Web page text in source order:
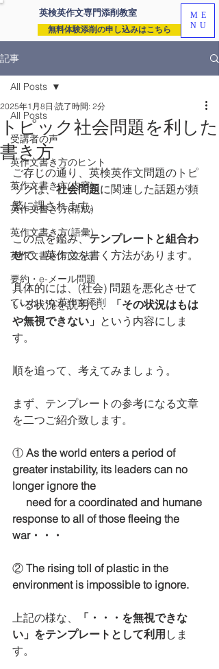
英検英作文専門添削教室
無料体験添削の申し込みはこちら
ME
NU
記事
All Posts
受講者の声
英作文書き方のヒント
英作文書き方(内容)
英作文書き方(構成)
英作文書き方(語彙)
英作文書き方(文法)
要約・e-メール問題
ていねいな英作文添削
All Posts
トピック社会問題を利した
書き方
2025年1月8日 読了時間: 2分
ご存じの通り、英検英作文問題のトピ
ックは、社会問題に関連した話題が頻
繁に課されます。
この点を鑑み、テンプレートと組合わ
せて、英作文を書く方法があります。
具体的には、(社会) 問題を悪化させて
いる状況を説明し、
「その状況はもは
や無視できない」 という内容にしま
す。
順を追って、考えてみましょう。
まず、テンプレートの参考になる文章
を二つご紹介致します。
① As the world enters a period of
greater instability, its leaders can no
longer ignore the
response to all of those fleeing the
war・・・
② The rising toll of plastic in the
environment is impossible to ignore.
上記の様な、
「・・・を無視できな
い」をテンプレートとして利用 しま
す。